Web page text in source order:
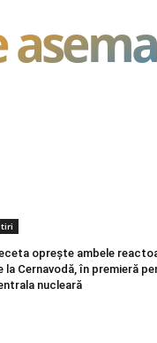
oprește ambele
la Cernavodă, în premieră
nucleară